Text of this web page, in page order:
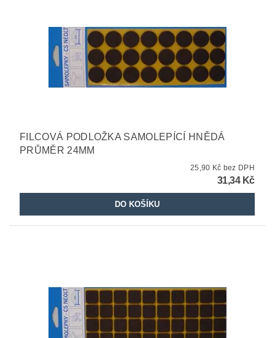
FILCOVÁ PODLOŽKA SAMOLEPÍCÍ HNĚDÁ
PRŮMĚR 24MM
25,90 Kč bez DPH
31,34 Kč